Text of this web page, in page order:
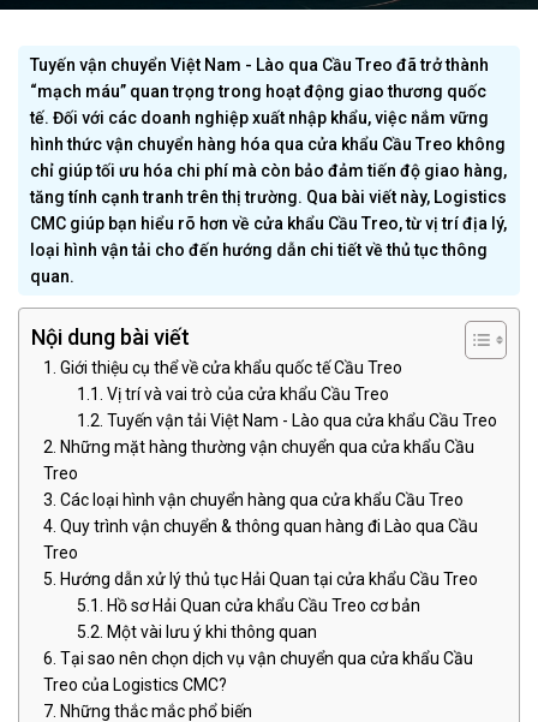
Tuyến vận chuyển Việt Nam - Lào qua Cầu Treo đã trở thành
“mạch máu” quan trọng trong hoạt động giao thương quốc
tế. Đối với các doanh nghiệp xuất nhập khẩu, việc nắm vững
hình thức vận chuyển hàng hóa qua cửa khẩu Cầu Treo không
chỉ giúp tối ưu hóa chi phí mà còn bảo đảm tiến độ giao hàng,
tăng tính cạnh tranh trên thị trường. Qua bài viết này, Logistics
CMC giúp bạn hiểu rõ hơn về cửa khẩu Cầu Treo, từ vị trí địa lý,
loại hình vận tải cho đến hướng dẫn chi tiết về thủ tục thông
quan.
Nội dung bài viết
Giới thiệu cụ thể về cửa khẩu quốc tế Cầu Treo
Vị trí và vai trò của cửa khẩu Cầu Treo
Tuyến vận tải Việt Nam - Lào qua cửa khẩu Cầu Treo
Những mặt hàng thường vận chuyển qua cửa khẩu Cầu
Treo
Các loại hình vận chuyển hàng qua cửa khẩu Cầu Treo
Quy trình vận chuyển & thông quan hàng đi Lào qua Cầu
Treo
Hướng dẫn xử lý thủ tục Hải Quan tại cửa khẩu Cầu Treo
Hồ sơ Hải Quan cửa khẩu Cầu Treo cơ bản
Một vài lưu ý khi thông quan
Tại sao nên chọn dịch vụ vận chuyển qua cửa khẩu Cầu
Treo của Logistics CMC?
Những thắc mắc phổ biến